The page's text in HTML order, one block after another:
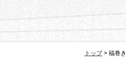
トップ> 福巻き